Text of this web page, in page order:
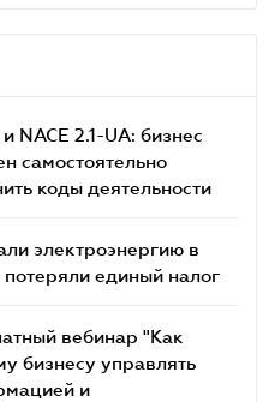
NACE 2.1-UA: бизнес
самостоятельно
коды деятельности
электроэнергию в
потеряли единый налог
вебинар "Как
бизнесу управлять
и